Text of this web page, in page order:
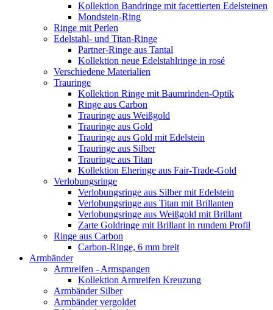
Kollektion Bandringe mit facettierten Edelsteinen
Mondstein-Ring
Ringe mit Perlen
Edelstahl- und Titan-Ringe
Partner-Ringe aus Tantal
Kollektion neue Edelstahlringe in rosé
Verschiedene Materialien
Trauringe
Kollektion Ringe mit Baumrinden-Optik
Ringe aus Carbon
Trauringe aus Weißgold
Trauringe aus Gold
Trauringe aus Gold mit Edelstein
Trauringe aus Silber
Trauringe aus Titan
Kollektion Eheringe aus Fair-Trade-Gold
Verlobungsringe
Verlobungsringe aus Silber mit Edelstein
Verlobungsringe aus Titan mit Brillanten
Verlobungsringe aus Weißgold mit Brillant
Zarte Goldringe mit Brillant in rundem Profil
Ringe aus Carbon
Carbon-Ringe, 6 mm breit
Armbänder
Armreifen - Armspangen
Kollektion Armreifen Kreuzung
Armbänder Silber
Armbänder vergoldet